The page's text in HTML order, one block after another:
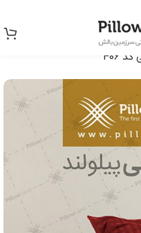
406